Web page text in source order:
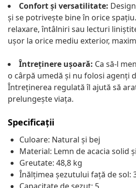
Confort și versatilitate:
și se potrivește bine în orice
relaxare, întâlniri sau lecturi
ușor la orice mediu exterior,
Întreținere ușoară: Ca să-l
o cârpă umedă și nu folosi agenți
Întreținerea regulată îl ajută să
prelungește viața.
Specificații
Culoare: Natural și bej
Material: Lemn de acacia solid
Greutate: 48,8 kg
Înălțimea șezutului față de sol: